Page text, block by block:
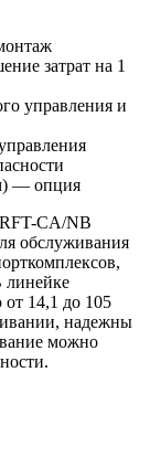
затрат на 1
управления и
— опция
CA/NB
обслуживания
линейке
14,1 до 105
надежны
можно